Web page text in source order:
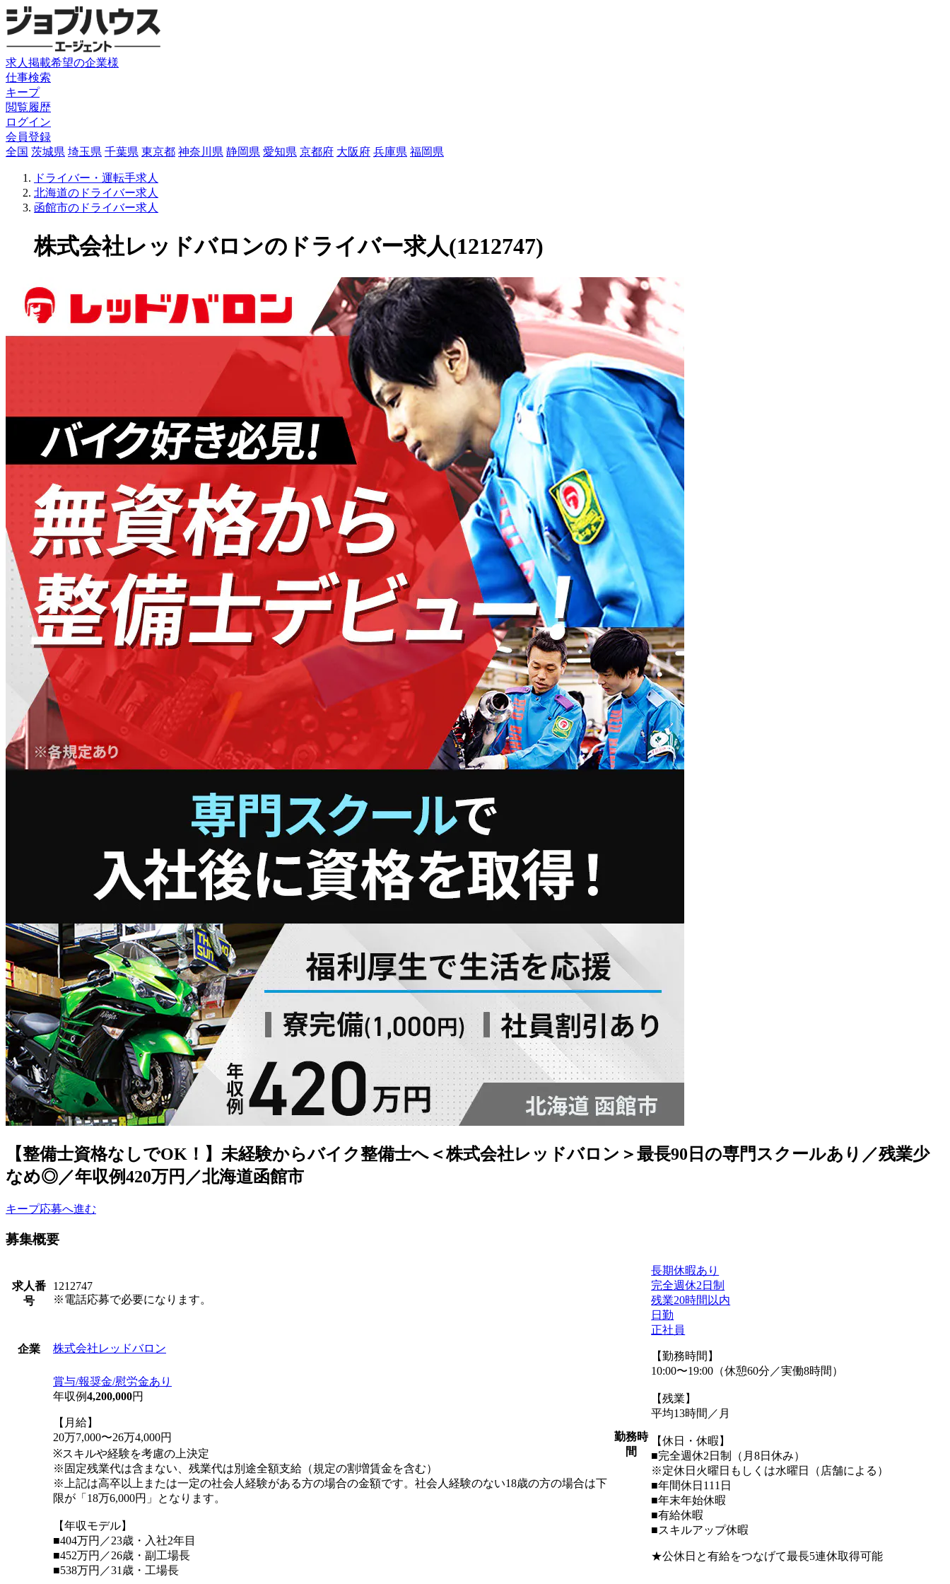
求人掲載希望の企業様
仕事検索
キープ
閲覧履歴
ログイン
会員登録
全国 茨城県 埼玉県 千葉県 東京都 神奈川県 静岡県 愛知県 京都府 大阪府 兵庫県 福岡県
ドライバー・運転手求人
北海道のドライバー求人
函館市のドライバー求人
株式会社レッドバロンのドライバー求人(1212747)
【整備士資格なしでOK！】未経験からバイク整備士へ＜株式会社レッドバロン＞最長90日の専門スクールあり／残業少
なめ◎／年収例420万円／北海道函館市
キープ応募へ進む
募集概要
求人番
号
1212747
※電話応募で必要になります。
企業 株式会社レッドバロン
賞与/報奨金/慰労金あり
年収例4,200,000円
【月給】
20万7,000〜26万4,000円
※スキルや経験を考慮の上決定
※固定残業代は含まない、残業代は別途全額支給（規定の割増賃金を含む）
※上記は高卒以上または一定の社会人経験がある方の場合の金額です。社会人経験のない18歳の方の場合は下
限が「18万6,000円」となります。
【年収モデル】
■404万円／23歳・入社2年目
■452万円／26歳・副工場長
■538万円／31歳・工場長
勤務時
間
長期休暇あり
完全週休2日制
残業20時間以内
日勤
正社員
【勤務時間】
10:00〜19:00（休憩60分／実働8時間）
【残業】
平均13時間／月
【休日・休暇】
■完全週休2日制（月8日休み）
※定休日火曜日もしくは水曜日（店舗による）
■年間休日111日
■年末年始休暇
■有給休暇
■スキルアップ休暇
★公休日と有給をつなげて最長5連休取得可能